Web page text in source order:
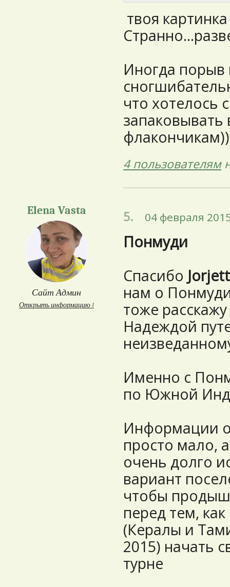
твоя
Иногда порыв
что хотелось
запаковывать
флакончикам))
4 пользователям
Elena Vasta
Сайт Админ
Открыть информацию ↓
5. 04 февраля
Понмуди
Спасибо
нам о
тоже
Надеждой
Именно с
по Южной
Информации
просто мало,
очень долго
вариант
чтобы
перед тем,
(Кералы и
2015) начать
турне